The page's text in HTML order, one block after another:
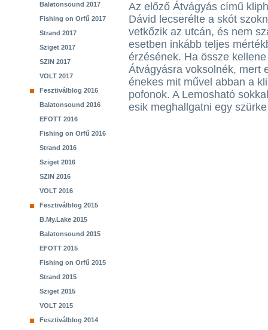
Balatonsound 2017
Fishing on Orfű 2017
Strand 2017
Sziget 2017
SZIN 2017
VOLT 2017
Fesztiválblog 2016
Balatonsound 2016
EFOTT 2016
Fishing on Orfű 2016
Strand 2016
Sziget 2016
SZIN 2016
VOLT 2016
Fesztiválblog 2015
B.My.Lake 2015
Balatonsound 2015
EFOTT 2015
Fishing on Orfű 2015
Strand 2015
Sziget 2015
VOLT 2015
Fesztiválblog 2014
Az előző Átvágyás című
Dávid lecserélte a skót
vetkőzik az utcán, és nem
esetben inkább teljes
érzésének. Ha össze
Átvágyásra voksolnék, mert
énekes mit művel abban a
pofonok. A Lemosható
esik meghallgatni egy